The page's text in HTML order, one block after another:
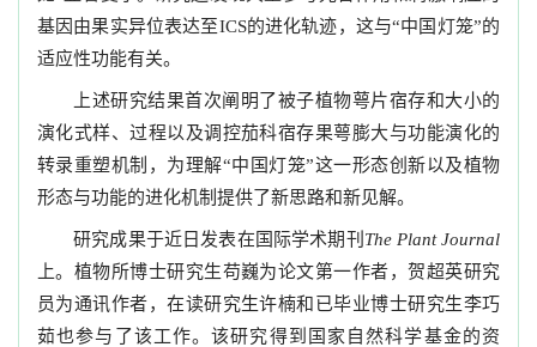
基因由果实异位表达至ICS的进化轨迹，这与“中国灯笼”的
适应性功能有关。
上述研究结果首次阐明了被子植物萼片宿存和大小的
演化式样、过程以及调控茄科宿存果萼膨大与功能演化的
转录重塑机制，为理解“中国灯笼”这一形态创新以及植物
形态与功能的进化机制提供了新思路和新见解。
研究成果于近日发表在国际学术期刊 The Plant Journal
上。植物所博士研究生苟巍为论文第一作者，贺超英研究
员为通讯作者，在读研究生许楠和已毕业博士研究生李巧
茹也参与了该工作。该研究得到国家自然科学基金的资